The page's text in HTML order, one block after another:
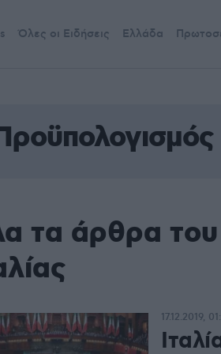
Όλες οι Ειδήσεις Ελλάδα
τα άρθρα
17.12.2019,